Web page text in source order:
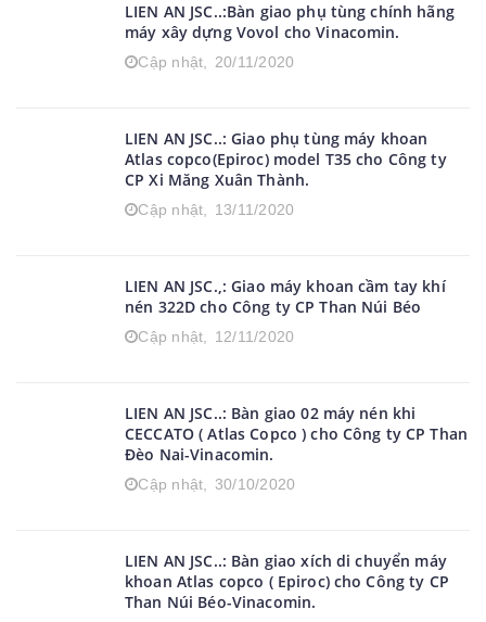
LIEN AN JSC..:Bàn giao phụ tùng chính hãng
máy xây dựng Vovol cho Vinacomin.
Cập nhật, 20/11/2020
LIEN AN JSC..: Giao phụ tùng máy khoan
Atlas copco(Epiroc) model T35 cho Công ty
CP Xi Măng Xuân Thành.
Cập nhật, 13/11/2020
LIEN AN JSC.,: Giao máy khoan cầm tay khí
nén 322D cho Công ty CP Than Núi Béo
Cập nhật, 12/11/2020
LIEN AN JSC..: Bàn giao 02 máy nén khi
CECCATO ( Atlas Copco ) cho Công ty CP Than
Đèo Nai-Vinacomin.
Cập nhật, 30/10/2020
LIEN AN JSC..: Bàn giao xích di chuyển máy
khoan Atlas copco ( Epiroc) cho Công ty CP
Than Núi Béo-Vinacomin.